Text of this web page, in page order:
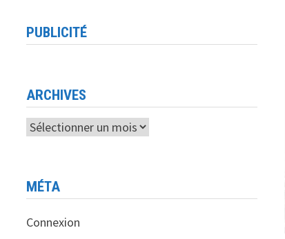
PUBLICITÉ
ARCHIVES
Archives
MÉTA
Connexion